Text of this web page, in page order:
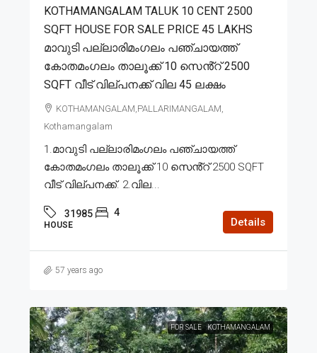
KOTHAMANGALAM TALUK 10 CENT 2500
SQFT HOUSE FOR SALE PRICE 45 LAKHS
മാവുടി പല്ലാരിമംഗലം പഞ്ചായത്ത്
കോതമംഗലം താലൂക്ക് 10 സെൻ്റ് 2500
SQFT വീട് വില്പനക്ക് വില 45 ലക്ഷം
KOTHAMANGALAM,PALLARIMANGALAM,
Kothamangalam
1.മാവുടി പല്ലാരിമംഗലം പഞ്ചായത്ത്
കോതമംഗലം താലൂക്ക് 10 സെൻ്റ് 2500 SQFT
വീട് വില്പനക്ക്. 2.വില...
31985 4
HOUSE Details
57 years ago
FOR SALE KOTHAMANGALAM